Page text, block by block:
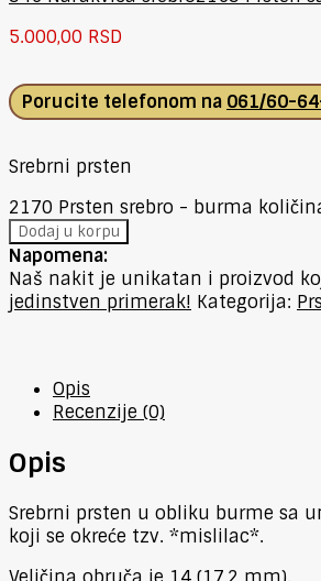
5.000,00 RSD
Porucite telefonom na 061/60-
Srebrni prsten
2170 Prsten srebro - burma
Dodaj u korpu
Napomena:
Naš nakit je unikatan i proizvod
jedinstven primerak! Kategorija:
Opis
Recenzije (0)
Opis
Srebrni prsten u obliku burme sa
koji se okreće tzv. *mislilac*.